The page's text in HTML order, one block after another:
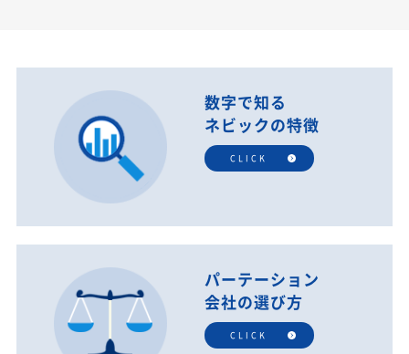
数字で知る
ネビックの特徴
CLICK
パーテーション
会社の選び方
CLICK